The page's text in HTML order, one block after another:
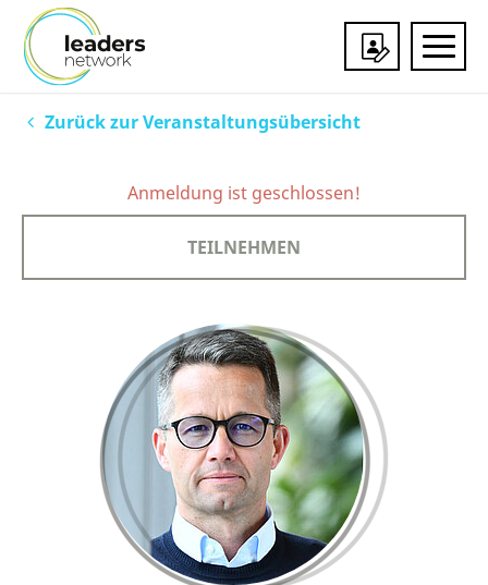
Über uns
Services & Partner
Impressionen
Zurück zur Veranstaltungsübersicht
Anmeldung ist geschlossen!
TEILNEHMEN